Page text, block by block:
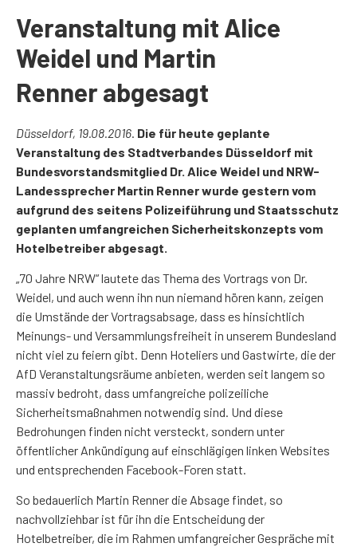
Veranstaltung mit Alice
Weidel und Martin
Rennerab­gesagt
Düsseldorf, 19.08.2016 Die für heute geplante
Veranstaltung des Stadtverbandes Düsseldorf mit
Bundesvorstandsmitglied Dr. Alice Weidel und NRW-
Landessprecher Martin Renner wur­de gestern vom
aufgrund des seitens Polizeiführung und Staatsschutz
geplanten umfangrei­chen Sicherheitskonzepts vom
Hotelbetreiber abgesagt.
„70 Jahre NRW“ lautete das Thema des Vortrags von Dr.
Weidel, und auch wenn ihn nun niemand hören kann, zeigen
die Umstände der Vortragsabsage, dass es hinsichtlich
Meinungs- und Ver­sammlungsfreiheit in unserem Bundesland
nicht viel zu feiern gibt. Denn Hoteliers und Gastwirte, die der
AfD Veranstaltungsräume anbieten, werden seit langem so
massiv bedroht, dass umfangrei­che polizeiliche
Sicherheitsmaßnahmen notwendig sind. Und diese
Bedrohungen finden nicht ver­steckt, sondern unter
öffentlicher Ankündigung auf einschlägigen linken Websites
und entsprechen­den Facebook-Foren statt.
So bedauerlich Martin Renner die Absage findet, so
nachvollziehbar ist für ihn die Entscheidung der
Hotelbetreiber, die im Rahmen umfangreicher Gespräche mit